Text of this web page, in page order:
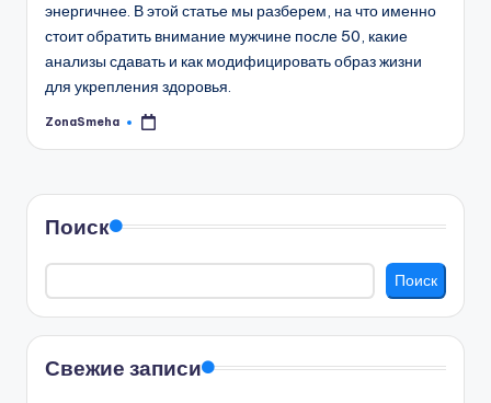
энергичнее. В этой статье мы разберем, на что именно
стоит обратить внимание мужчине после 50, какие
анализы сдавать и как модифицировать образ жизни
для укрепления здоровья.
Запись
ZonaSmeha
Поиск
Поиск
Свежие записи